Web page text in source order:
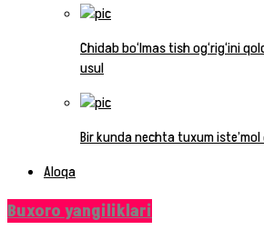
Chidab bo‘lmas tish og‘rig‘ini
usul
Bir kunda nechta tuxum
Aloqa
Buxoro yangiliklari